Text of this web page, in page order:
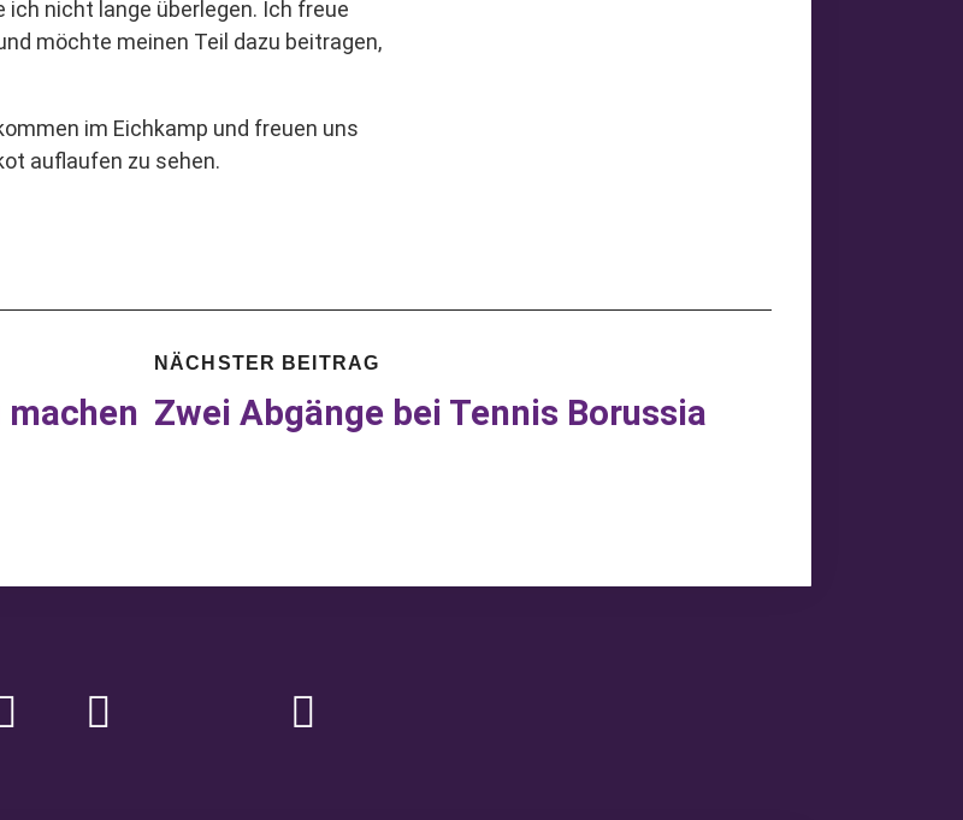
ich nicht lange überlegen. Ich freue
möchte meinen Teil dazu beitragen,
im Eichkamp und freuen uns
auflaufen zu sehen.
machen
NÄCHSTER BEITRAG
Zwei Abgänge bei Tennis Borussia